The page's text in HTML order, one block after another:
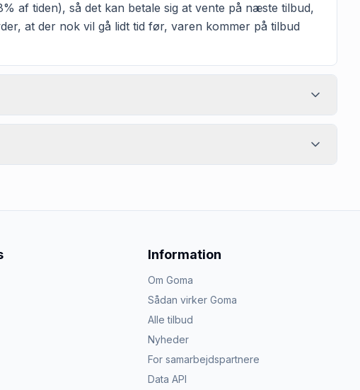
af tiden), så det kan betale sig at vente på næste tilbud,
at der nok vil gå lidt tid før, varen kommer på tilbud
Information
Om Goma
Sådan virker Goma
Alle tilbud
Nyheder
For samarbejdspartnere
Data API